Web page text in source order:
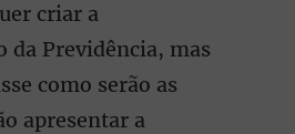
criar a
da Previdência, mas
como serão as
apresentar a